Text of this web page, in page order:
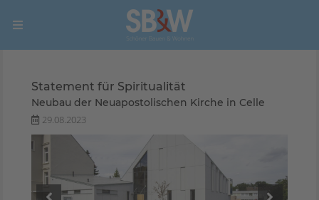
Statement für Spiritualität
Neubau der Neuapostolischen Kirche in Celle
29.08.2023